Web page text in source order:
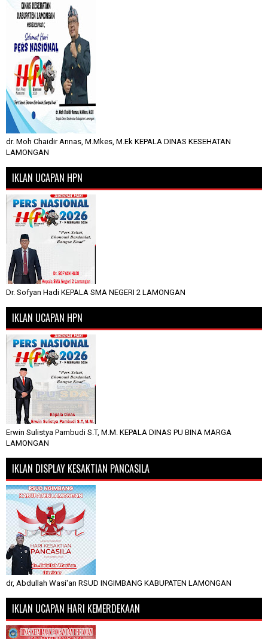
dr. Moh Chaidir Annas, M.Mkes, M.Ek KEPALA DINAS KESEHATAN
LAMONGAN
IKLAN UCAPAN HPN
Dr. Sofyan Hadi KEPALA SMA NEGERI 2 LAMONGAN
IKLAN UCAPAN HPN
Erwin Sulistya Pambudi S.T, M.M. KEPALA DINAS PU BINA MARGA
LAMONGAN
IKLAN DISPLAY KESAKTIAN PANCASILA
dr, Abdullah Wasi'an RSUD INGIMBANG KABUPATEN LAMONGAN
IKLAN UCAPAN HARI KEMERDEKAAN